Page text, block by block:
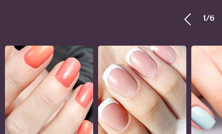
1/6